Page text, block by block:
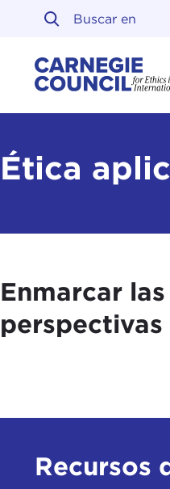
Ir al contenido
Ética
Enmarcar las
perspectivas
Recursos